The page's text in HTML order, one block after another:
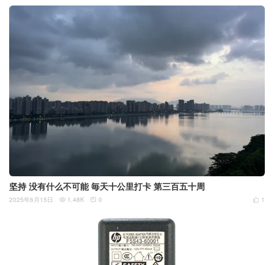
坚持 没有什么不可能 毎天十公里打卡 第三百五十周
 1
2025年6月15日  1.48K  0